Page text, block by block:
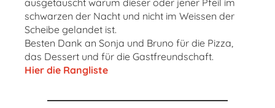
ausgetauscht warum dieser oder jener Pfeil im
schwarzen der Nacht und nicht im Weissen der
Scheibe gelandet ist.
Besten Dank an Sonja und Bruno für die Pizza,
das Dessert und für die Gastfreundschaft.
Hier die Rangliste